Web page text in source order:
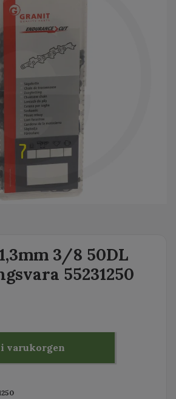
3/8 50DL
55231250
i varukorgen